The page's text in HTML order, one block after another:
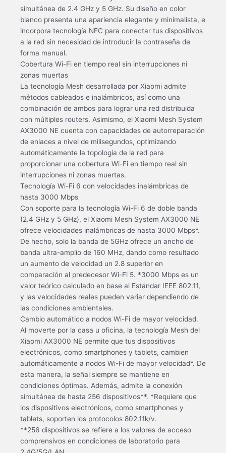
simultánea de 2.4 GHz y 5 GHz. Su diseño en color
blanco presenta una apariencia elegante y minimalista, e
incorpora tecnología NFC para conectar tus dispositivos
a la red sin necesidad de introducir la contraseña de
forma manual.
Cobertura Wi-Fi en tiempo real sin interrupciones ni
zonas muertas
La tecnología Mesh desarrollada por Xiaomi admite
métodos cableados e inalámbricos, así como una
combinación de ambos para lograr una red distribuida
con múltiples routers. Asimismo, el Xiaomi Mesh System
AX3000 NE cuenta con capacidades de autorreparación
de enlaces a nivel de milisegundos, optimizando
automáticamente la topología de la red para
proporcionar una cobertura Wi-Fi en tiempo real sin
interrupciones ni zonas muertas.
Tecnología Wi-Fi 6 con velocidades inalámbricas de
hasta 3000 Mbps
Con soporte para la tecnología Wi-Fi 6 de doble banda
(2.4 GHz y 5 GHz), el Xiaomi Mesh System AX3000 NE
ofrece velocidades inalámbricas de hasta 3000 Mbps*.
De hecho, solo la banda de 5GHz ofrece un ancho de
banda ultra-amplio de 160 MHz, dando como resultado
un aumento de velocidad un 2.8 superior en
comparación al predecesor Wi-Fi 5. *3000 Mbps es un
valor teórico calculado en base al Estándar IEEE 802.11,
y las velocidades reales pueden variar dependiendo de
las condiciones ambientales.
Cambio automático a nodos Wi-Fi de mayor velocidad.
Al moverte por la casa u oficina, la tecnología Mesh del
Xiaomi AX3000 NE permite que tus dispositivos
electrónicos, como smartphones y tablets, cambien
automáticamente a nodos Wi-Fi de mayor velocidad*. De
esta manera, la señal siempre se mantiene en
condiciones óptimas. Además, admite la conexión
simultánea de hasta 256 dispositivos**. *Requiere que
los dispositivos electrónicos, como smartphones y
tablets, soporten los protocolos 802.11k/v.
**256 dispositivos se refiere a los valores de acceso
comprensivos en condiciones de laboratorio para